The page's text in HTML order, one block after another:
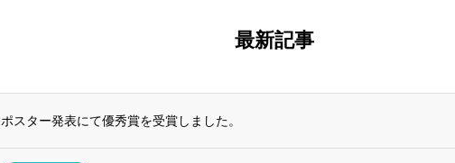
最新記事
ポスター発表にて優秀賞を受賞しました。